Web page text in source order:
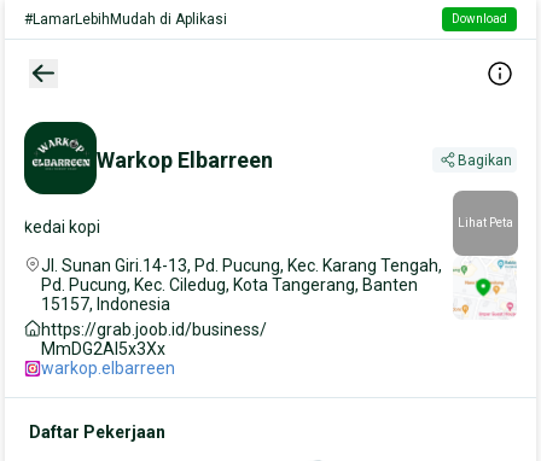
#LamarLebihMudah di Aplikasi Download
back button
Warkop Elbarreen Bagikan
kedai kopi
Jl. Sunan Giri.14-13, Pd. Pucung, Kec. Karang Tengah,
Pd. Pucung, Kec. Ciledug, Kota Tangerang, Banten
15157, Indonesia
Lihat Peta
https://grab.joob.id/business/
MmDG2Al5x3Xx
warkop.elbarreen
Daftar Pekerjaan